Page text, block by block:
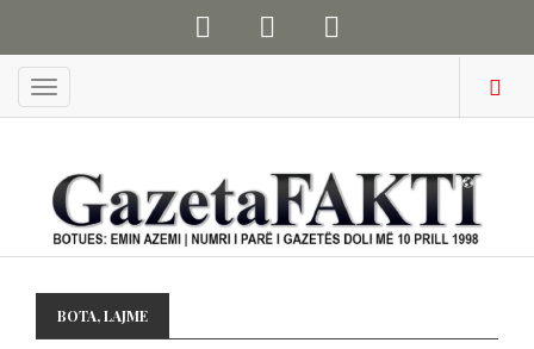
Menu
BOTA,LAJME